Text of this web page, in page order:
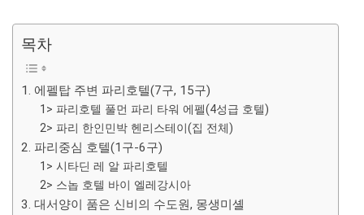
목차
1. 에펠탑 주변 파리호텔(7구, 15구)
1> 파리호텔 풀먼 파리 타워 에펠(4성급 호텔)
2> 파리 한인민박 헨리스테이(집 전체)
2. 파리중심 호텔(1구-6구)
1> 시타딘 레 알 파리호텔
2> 스놉 호텔 바이 엘레강시아
3. 대서양이 품은 신비의 수도원, 몽생미셸